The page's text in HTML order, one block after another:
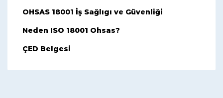
OHSAS 18001 İş Sağlıgı ve Güvenliği
Neden ISO 18001 Ohsas?
ÇED Belgesi